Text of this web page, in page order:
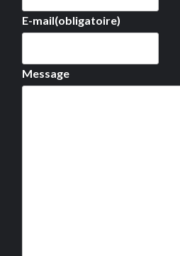
E-mail(obligatoire)
Message